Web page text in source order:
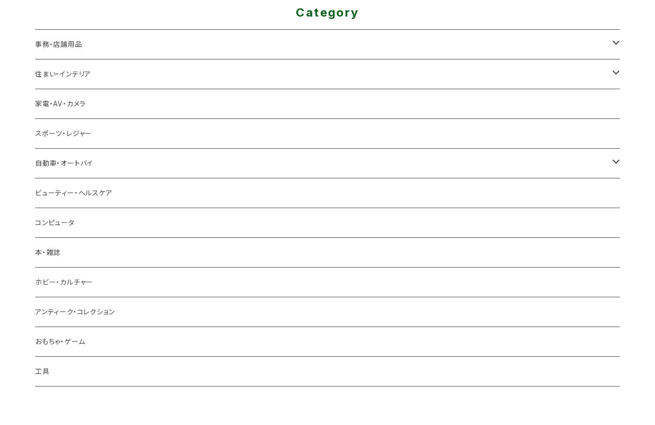
Category
事務・店舗用品
厨房機器
冷凍ユニット
製氷機
住まい・インテリア
足場
雪対策
除雪機
家電・AV・カメラ
スポーツ・レジャー
自動車・オートバイ
クロスバイク ロードバイク
ロードバイク
トラック ダンプ
パーツ
建設機械 重機
ビューティー・ヘルスケア
コンピュータ
本・雑誌
ホビー・カルチャー
アンティーク・コレクション
おもちゃ・ゲーム
工具